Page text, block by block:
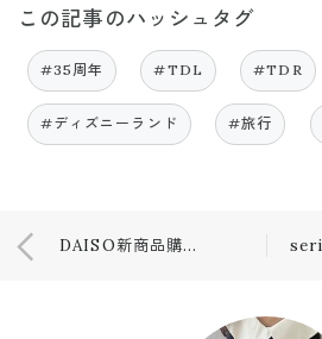
この記事のハッシュタグ
#35周年 #TDL #TDR
#ディズニーランド #旅行
DAISO新商品購入品♡旅行に…💕